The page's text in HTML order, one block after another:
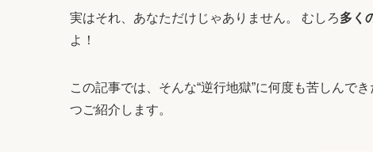
実はそれ、あなただけじゃありません。 むしろ多く
よ！
この記事では、そんな“逆行地獄”に何度も苦しんで
つご紹介します。